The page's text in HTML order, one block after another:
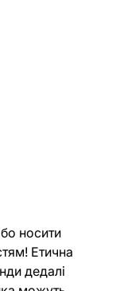
носити
Етична
дедалі